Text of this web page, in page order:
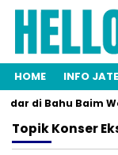
HOME INFO
di Bahu Baim
TopikKonser